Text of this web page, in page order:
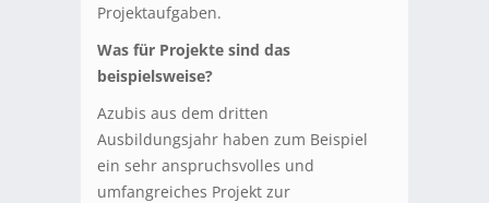
Projektaufgaben.
Was für Projekte sind das
beispielsweise?
Azubis aus dem dritten
Ausbildungsjahr haben zum Beispiel
ein sehr anspruchsvolles und
umfangreiches Projekt zur